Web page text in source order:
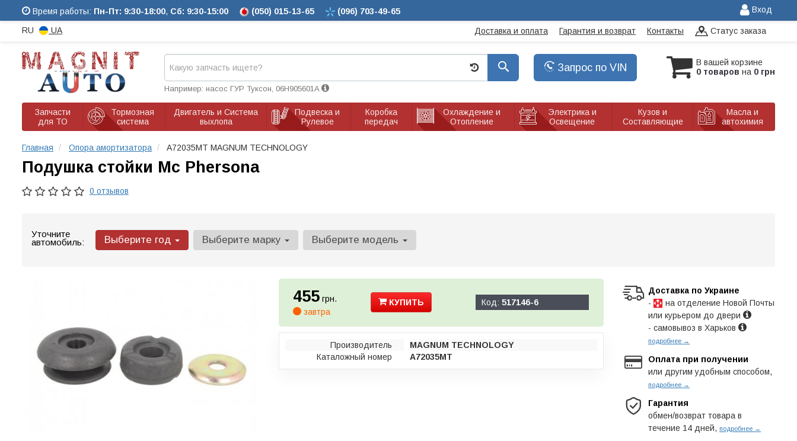
Время работы: Пн-Пт: 9:30-18:00, Сб: 9:30-15:00 (050) 015-13-65 (096) 703-49-65 Вход
RU UA Доставка и оплата Гарантия и возврат Контакты Статус заказа
В вашей корзине
0 товаров на 0 грн
Запрос по VIN
Например: насос ГУР Туксон, 06H905601A
Запчасти
для ТО
Тормозная
система
Двигатель и Система
выхлопа
Подвеска и
Рулевое
Коробка
передач
Охлаждение и
Отопление
Электрика и
Освещение
Кузов и
Составляющие
Масла и
автохимия
Главная Опора амортизатора A72035MT MAGNUM TECHNOLOGY
Подушка стойки Mc Phersona
0 отзывов
Уточните
автомобиль:
Выберите год Выберите марку Выберите модель
455 грн.
завтра
КУПИТЬ Код:517146-6
Производитель
MAGNUM TECHNOLOGY
Каталожный номер
A72035MT
Доставка по Украине
-
на отделение Новой Почты
или курьером до двери
- самовывоз в Харьков
подробнее →
Оплата при получении
или другим удобным способом,
подробнее →
Гарантия
обмен/возврат товара в
течение 14 дней, подробнее →